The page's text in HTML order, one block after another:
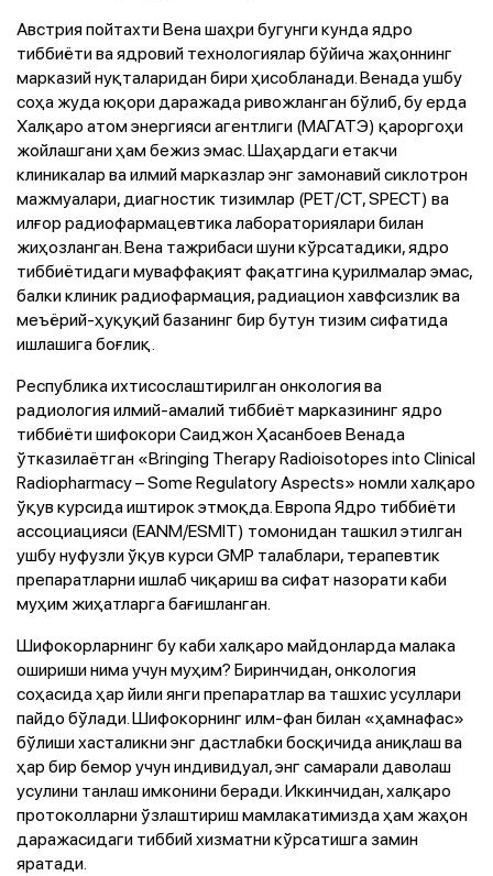
Австрия пойтахти Вена шаҳри бугунги кунда ядро
тиббиёти ва ядровий технологиялар бўйича жаҳоннинг
марказий нуқталаридан бири ҳисобланади. Венада ушбу
соҳа жуда юқори даражада ривожланган бўлиб, бу ерда
Халқаро атом энергияси агентлиги (МАГАТЭ) қароргоҳи
жойлашгани ҳам бежиз эмас. Шаҳардаги етакчи
клиникалар ва илмий марказлар энг замонавий сиклотрон
мажмуалари, диагностик тизимлар (PET/CT, SPECT) ва
илғор радиофармацевтика лабораториялари билан
жиҳозланган. Вена тажрибаси шуни кўрсатадики, ядро
тиббиётидаги муваффақият фақатгина қурилмалар эмас,
балки клиник радиофармация, радиацион хавфсизлик ва
меъёрий-ҳуқуқий базанинг бир бутун тизим сифатида
ишлашига боғлиқ.
Республика ихтисослаштирилган онкология ва
радиология илмий-амалий тиббиёт марказининг ядро
тиббиёти шифокори Саиджон Ҳасанбоев Венада
ўтказилаётган «Bringing Therapy Radioisotopes into Clinical
Radiopharmacy – Some Regulatory Aspects» номли халқаро
ўқув курсида иштирок этмоқда. Европа Ядро тиббиёти
ассоциацияси (EANM/ESMIT) томонидан ташкил этилган
ушбу нуфузли ўқув курси GMP талаблари, терапевтик
препаратларни ишлаб чиқариш ва сифат назорати каби
муҳим жиҳатларга бағишланган.
Шифокорларнинг бу каби халқаро майдонларда малака
ошириши нима учун муҳим? Биринчидан, онкология
соҳасида ҳар йили янги препаратлар ва ташхис усуллари
пайдо бўлади. Шифокорнинг илм-фан билан «ҳамнафас»
бўлиши хасталикни энг дастлабки босқичида аниқлаш ва
ҳар бир бемор учун индивидуал, энг самарали даволаш
усулини танлаш имконини беради. Иккинчидан, халқаро
протоколларни ўзлаштириш мамлакатимизда ҳам жаҳон
даражасидаги тиббий хизматни кўрсатишга замин
яратади.